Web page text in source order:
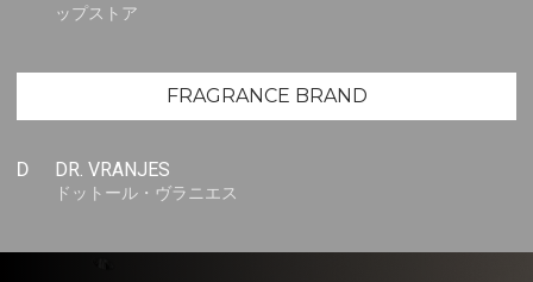
ップストア
FRAGRANCE BRAND
D DR. VRANJES
ドットール・ヴラニエス